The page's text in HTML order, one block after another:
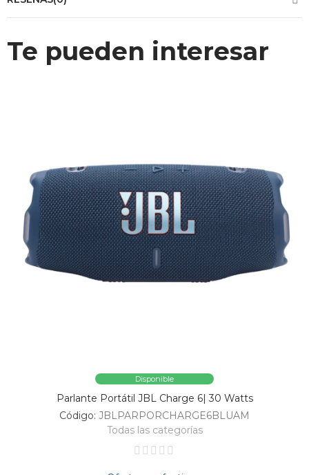
Te pueden interesar
Disponible
Parlante Portátil JBL Charge 6| 30 Watts
Código: JBLPARPORCHARGE6BLUAM
Todas las categorías